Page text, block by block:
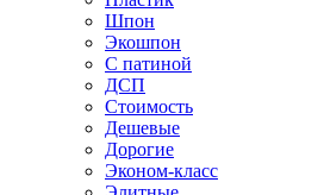
Шпон
Экошпон
С патиной
ДСП
Стоимость
Дешевые
Дорогие
Эконом-класс